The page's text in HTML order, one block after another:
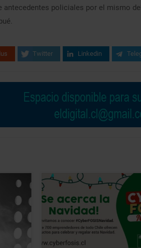
antecedentes policiales por el mismo
Twitter Linkedin